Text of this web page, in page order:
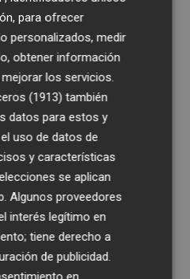
para ofrecer
personalizados, medir
obtener información
los servicios.
(1913) también
datos para estos y
uso de datos de
y características
se aplican
Algunos proveedores
interés legítimo en
tiene derecho a
de publicidad.